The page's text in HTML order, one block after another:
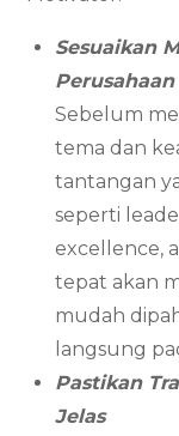
Sesuaikan
Perusahaan
Sebelum
tema dan
tantangan
seperti
excellence,
tepat akan
mudah
langsung
Pastikan
Jelas